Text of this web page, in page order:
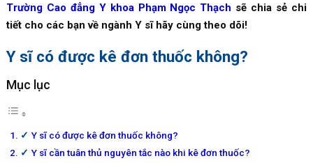
Trường Cao đẳng Y khoa Phạm Ngọc Thạch sẽ chia sẻ chi
tiết cho các bạn về ngành Y sĩ hãy cùng theo dõi!
Y sĩ có được kê đơn thuốc không?
Mục lục
Y sĩ có được kê đơn thuốc không?
Y sĩ cần tuân thủ nguyên tắc nào khi kê đơn thuốc?